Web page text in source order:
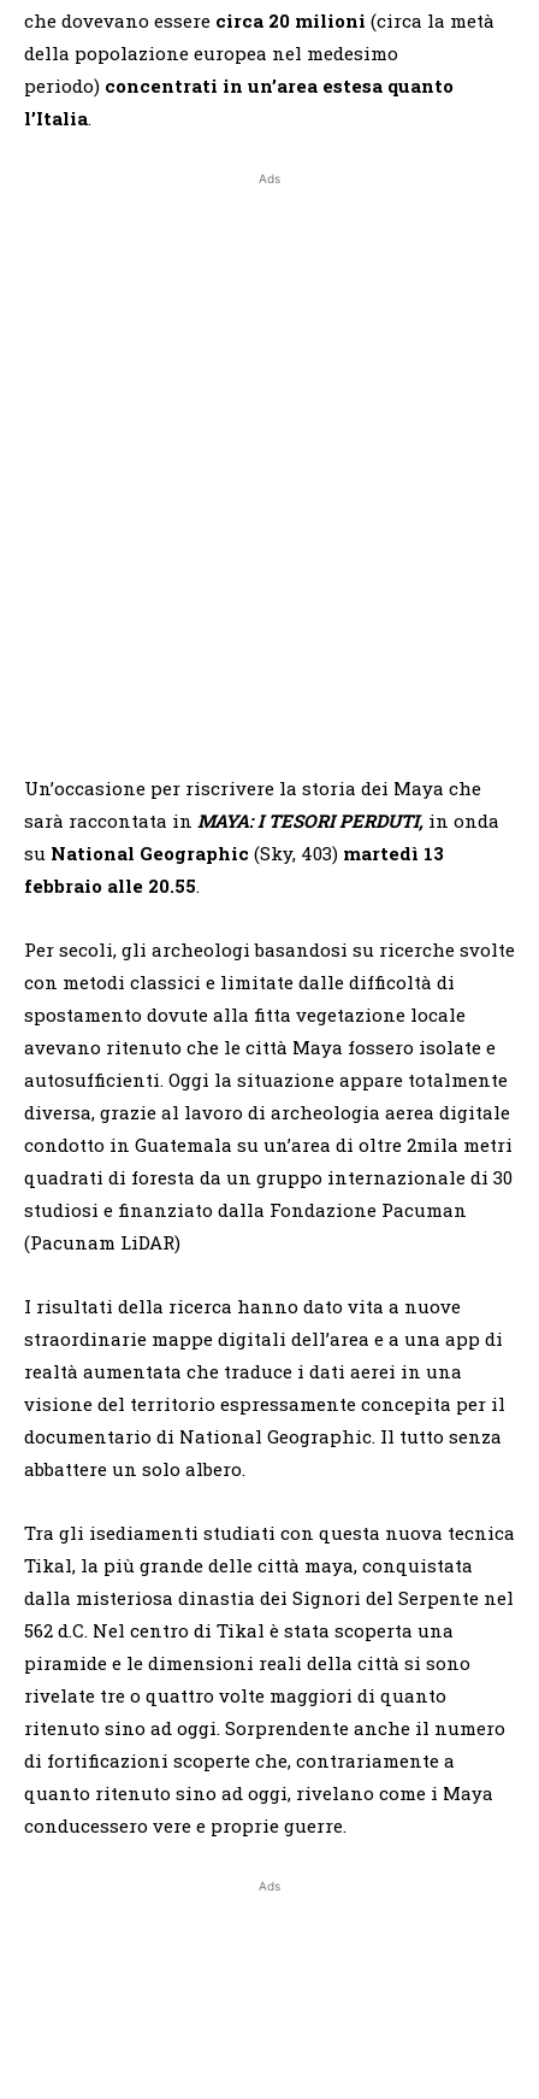
che dovevano essere circa 20 milioni (circa la metà
della popolazione europea nel medesimo
periodo) concentrati in un’area estesa quanto
l’Italia.
Ads
Un’occasione per riscrivere la storia dei Maya che
sarà raccontata in MAYA: I TESORI PERDUTI, in onda
su National Geographic (Sky, 403) martedì 13
febbraio alle 20.55.
Per secoli, gli archeologi basandosi su ricerche svolte
con metodi classici e limitate dalle difficoltà di
spostamento dovute alla fitta vegetazione locale
avevano ritenuto che le città Maya fossero isolate e
autosufficienti. Oggi la situazione appare totalmente
diversa, grazie al lavoro di archeologia aerea digitale
condotto in Guatemala su un’area di oltre 2mila metri
quadrati di foresta da un gruppo internazionale di 30
studiosi e finanziato dalla Fondazione Pacuman
(Pacunam LiDAR)
I risultati della ricerca hanno dato vita a nuove
straordinarie mappe digitali dell’area e a una app di
realtà aumentata che traduce i dati aerei in una
visione del territorio espressamente concepita per il
documentario di National Geographic. Il tutto senza
abbattere un solo albero.
Tra gli isediamenti studiati con questa nuova tecnica
Tikal, la più grande delle città maya, conquistata
dalla misteriosa dinastia dei Signori del Serpente nel
562 d.C. Nel centro di Tikal è stata scoperta una
piramide e le dimensioni reali della città si sono
rivelate tre o quattro volte maggiori di quanto
ritenuto sino ad oggi. Sorprendente anche il numero
di fortificazioni scoperte che, contrariamente a
quanto ritenuto sino ad oggi, rivelano come i Maya
conducessero vere e proprie guerre.
Ads